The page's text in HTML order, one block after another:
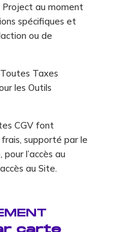
au moment
spécifiques et
ou de
Taxes
les Outils
CGV font
supporté par le
l’accès au
au Site.